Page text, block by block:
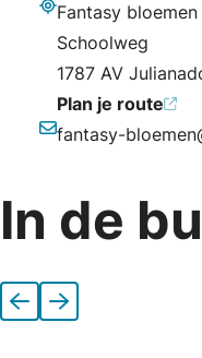
Fantasy
Schoolweg
1787 AV
Plan je route
E-mailadres
fantasy-
In de
VorigeVolgende